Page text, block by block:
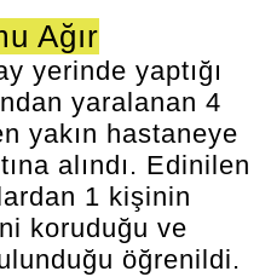
Ağır
yerinde yaptığı
yaralanan 4
yakın hastaneye
alındı. Edinilen
1 kişinin
koruduğu ve
öğrenildi.